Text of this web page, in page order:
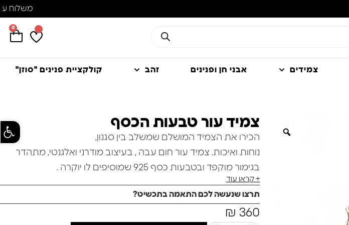
0
צמידים אבני חן ופנינים זהב קולקציית פנינים "סוזן"
צמיד עור טבעות הכסף
הכירו את הצמיד המושלם שמשלב בין סגנון,
נוחות ואיכות. צמיד עור חום עבה , בעיצוב מודרני ואלגנטי, מתהדר
בגימור מוקפד ובטבעות כסף 925 שמוסיפים לו יוקרה .
מאפיינים:
פישלוק ענק מכסף.
+ קראו עוד
תרצו שנעשה לכם התאמה בתכשיט?
₪ 360
פתח